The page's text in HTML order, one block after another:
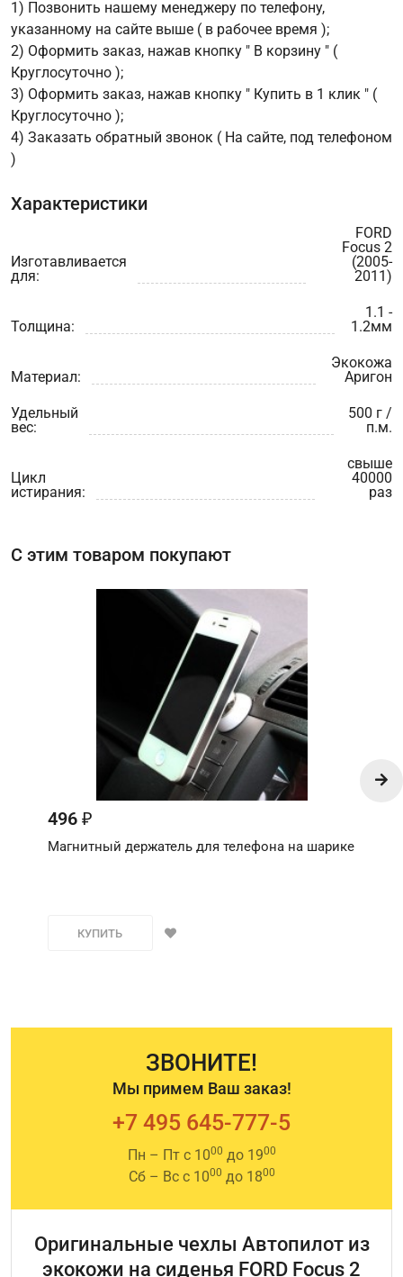
1) Позвонить нашему менеджеру по телефону,
указанному на сайте выше ( в рабочее время );
2) Оформить заказ, нажав кнопку " В корзину " (
Круглосуточно );
3) Оформить заказ, нажав кнопку " Купить в 1 клик " (
Круглосуточно );
4) Заказать обратный звонок ( На сайте, под телефоном
)
Характеристики
Изготавливается
для:
FORD
Focus 2
(2005-
2011)
Толщина:
1.1 -
1.2мм
Материал:
Экокожа
Аригон
Удельный
вес:
500 г /
п.м.
Цикл
истирания:
свыше
40000
раз
С этим товаром покупают
496 ₽
Магнитный держатель для телефона на шарике
КУПИТЬ
ЗВОНИТЕ!
Мы примем Ваш заказ!
+7 495 645-777-5
Пн – Пт с 1000 до 1900
Сб – Вс с 1000 до 1800
Оригинальные чехлы Автопилот из
экокожи на сиденья FORD Focus 2